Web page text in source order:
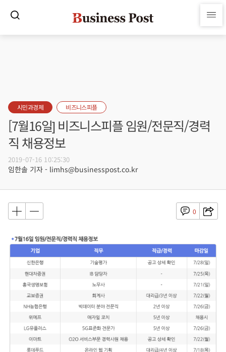
시민과경제 비즈니스피플
[7월16일] 비즈니스피플 임원/전문직/경력
직 채용정보
2019-07-16 10:25:30
임한솔 기자 - limhs@businesspost.co.kr
0